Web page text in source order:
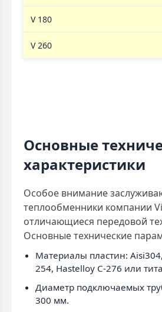
V 180
V 260
Основные
характеристики
Особое внимание
теплообменники компании
отличающиеся передовой
Основные технические
Материалы пластин:
254, Hastelloy C-276 или
Диаметр подключаемых
300 мм.